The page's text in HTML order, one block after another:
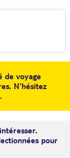
de voyage
N'hésitez
pour